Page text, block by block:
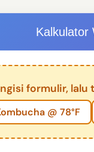
Kalkulator
formulir, lalu
@ 78°F